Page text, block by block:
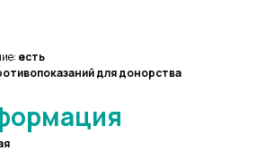
есть
для донорства